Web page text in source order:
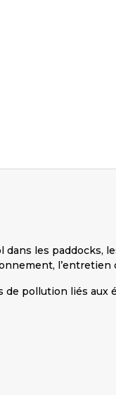
les paddocks,
l’entretien
pollution liés aux